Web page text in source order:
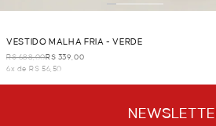
VESTIDO MALHA FRIA - VERDE
R$ 688,00R$ 339,00
6x de R$ 56,50